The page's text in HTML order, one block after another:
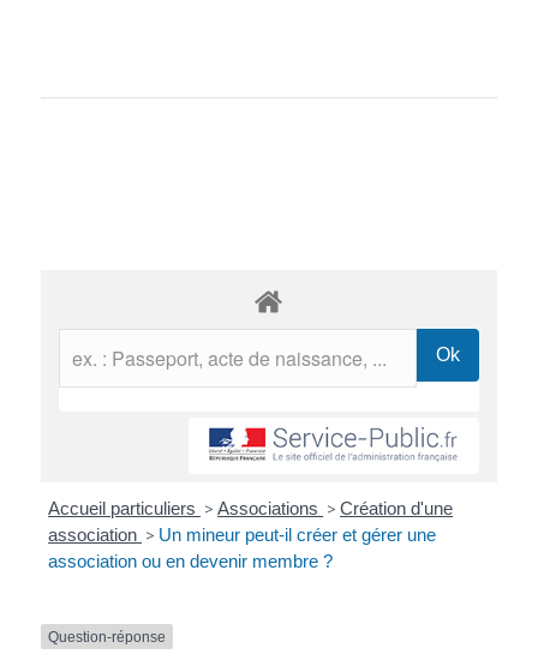
Accueil particuliers > Associations > Création d'une
association > Un mineur peut-il créer et gérer une
association ou en devenir membre ?
Question-réponse